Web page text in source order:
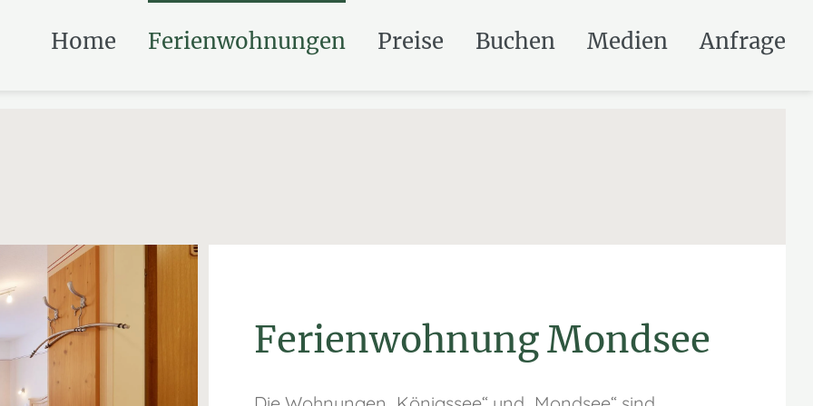
Home Ferienwohnungen Preise Buchen Medien Anfrage
Ferienwohnung Mondsee